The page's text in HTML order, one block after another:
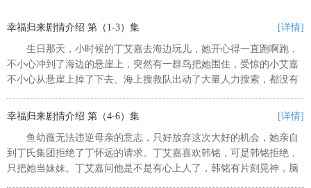
幸福归来剧情介绍 第（1-3）集 [详情]
生日那天，小时候的丁艾嘉去海边玩儿，她开心得一直跑啊跑，
不小心冲到了海边的悬崖上，突然有一群鸟把她围住，受惊的小艾嘉
不小心从悬崖上掉了下去。海上搜救队出动了大量人力搜索，都没有
的艾嘉的爷爷丁氏集团总裁丁怀...
幸福归来剧情介绍 第（4-6）集 [详情]
鱼幼薇无法违逆母亲的意志，只好放弃这次大好的机会，她亲自
到丁氏集团拒绝了丁怀远的请求。丁艾嘉喜欢韩铭，可是韩铭拒绝，
只把她当妹妹。丁艾嘉问他是不是有心上人了，韩铭有片刻晃神，脑